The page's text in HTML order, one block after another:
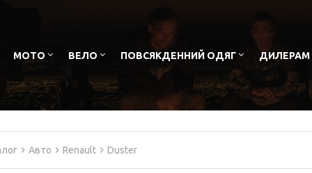
МОТО ВЕЛО ПОВСЯКДЕННИЙ ОДЯГ ДИЛЕРАМ
Авто Renault Duster